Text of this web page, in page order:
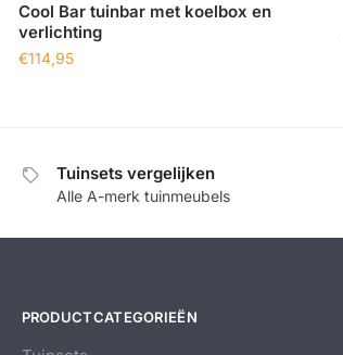
Cool Bar tuinbar met koelbox en
verlichting
€114,95
Tuinsets vergelijken
Alle A-merk tuinmeubels
PRODUCTCATEGORIEËN